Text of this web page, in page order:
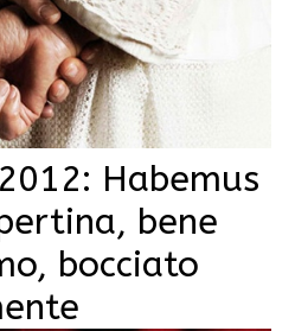
Habemus
bene
bocciato